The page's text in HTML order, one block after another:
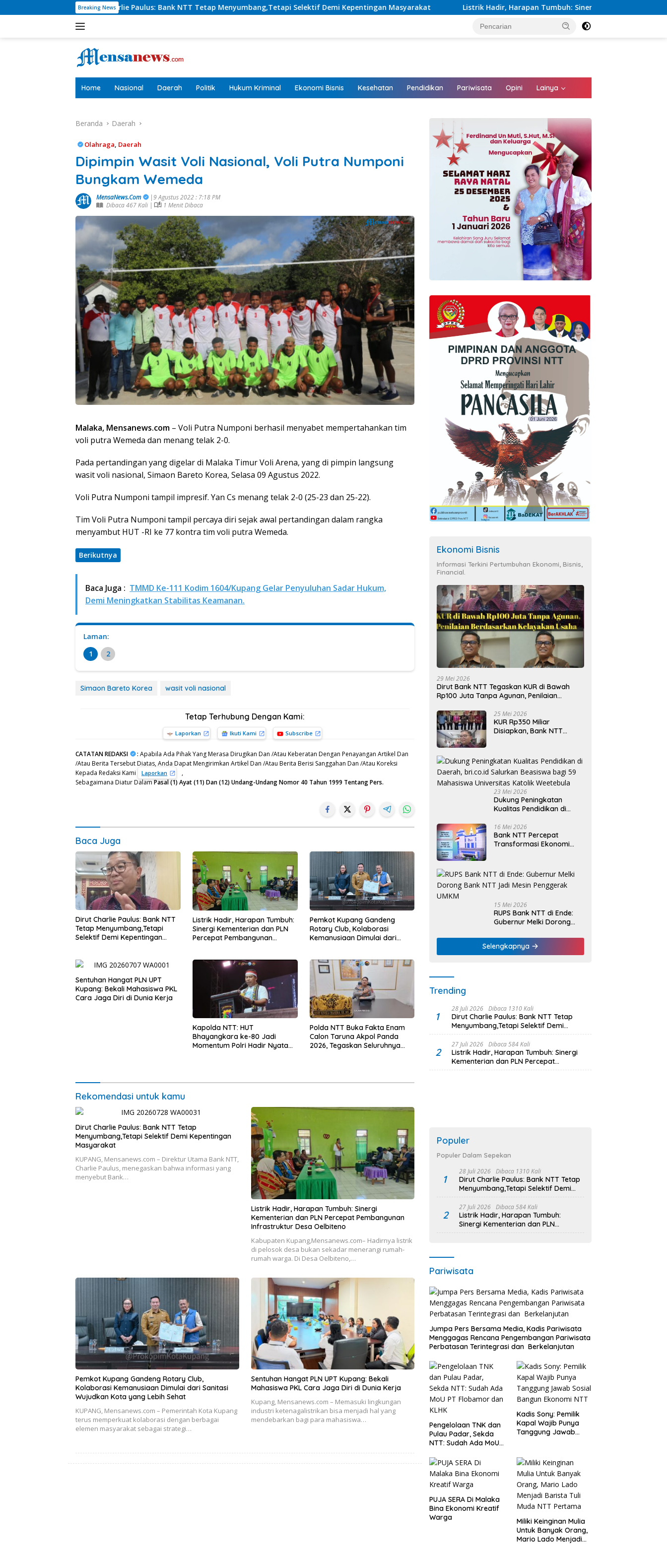
ke
Breaking News
Dirut Charlie Paulus: Bank NTT Tetap Menyumbang,Tetapi Selektif Demi Kepentingan Masyarakat Listrik Hadir, Harapan Tumbuh: Sinergi Kementerian dan PLN Percepat
Home Nasional Daerah Politik Hukum Kriminal Ekonomi Bisnis Kesehatan Pendidikan Pariwisata Opini Lainya
Beranda Daerah
Olahraga, Daerah
Dipimpin Wasit Voli Nasional, Voli Putra Numponi
Bungkam Wemeda
MensaNews.Com
|9 Agustus 2022 : 7:18 PM
Dibaca 467 Kali |
1 Menit Dibaca
Malaka, Mensanews.com – Voli Putra Numponi berhasil menyabet mempertahankan tim
voli putra Wemeda dan menang telak 2-0.
Pada pertandingan yang digelar di Malaka Timur Voli Arena, yang di pimpin langsung
wasit voli nasional, Simaon Bareto Korea, Selasa 09 Agustus 2022.
Voli Putra Numponi tampil impresif. Yan Cs menang telak 2-0 (25-23 dan 25-22).
Tim Voli Putra Numponi tampil percaya diri sejak awal pertandingan dalam rangka
menyambut HUT -RI ke 77 kontra tim voli putra Wemeda.
Berikutnya
Baca Juga : TMMD Ke-111 Kodim 1604/Kupang Gelar Penyuluhan Sadar Hukum,
Demi Meningkatkan Stabilitas Keamanan.
Laman:
1
2
Simaon Bareto Korea wasit voli nasional
Tetap Terhubung Dengan Kami:
Laporkan Ikuti Kami Subscribe
CATATAN REDAKSI : Apabila Ada Pihak Yang Merasa Dirugikan Dan /Atau Keberatan Dengan Penayangan Artikel Dan
/Atau Berita Tersebut Diatas, Anda Dapat Mengirimkan Artikel Dan /Atau Berita Berisi Sanggahan Dan /Atau Koreksi
Kepada Redaksi Kami
Laporkan
,
Sebagaimana Diatur DalamPasal (1) Ayat (11) Dan (12) Undang-Undang Nomor 40 Tahun 1999 Tentang Pers.
Baca Juga
Dirut Charlie Paulus: Bank NTT
Tetap Menyumbang,Tetapi
Selektif Demi Kepentingan
Listrik Hadir, Harapan Tumbuh:
Sinergi Kementerian dan PLN
Percepat Pembangunan
Pemkot Kupang Gandeng
Rotary Club, Kolaborasi
Kemanusiaan Dimulai dari
Sentuhan Hangat PLN UPT
Kupang: Bekali Mahasiswa PKL
Cara Jaga Diri di Dunia Kerja
Kapolda NTT: HUT
Bhayangkara ke-80 Jadi
Momentum Polri Hadir Nyata
Polda NTT Buka Fakta Enam
Calon Taruna Akpol Panda
2026, Tegaskan Seluruhnya
Rekomendasi untuk kamu
Dirut Charlie Paulus: Bank NTT Tetap
Menyumbang,Tetapi Selektif Demi Kepentingan
Masyarakat
KUPANG, Mensanews.com – Direktur Utama Bank NTT,
Charlie Paulus, menegaskan bahwa informasi yang
menyebut Bank…
Listrik Hadir, Harapan Tumbuh: Sinergi
Kementerian dan PLN Percepat Pembangunan
Infrastruktur Desa Oelbiteno
Kabupaten Kupang,Mensanews.com– Hadirnya listrik
di pelosok desa bukan sekadar menerangi rumah-
rumah warga. Di Desa Oelbiteno,…
Pemkot Kupang Gandeng Rotary Club,
Kolaborasi Kemanusiaan Dimulai dari Sanitasi
Wujudkan Kota yang Lebih Sehat
KUPANG, Mensanews.com – Pemerintah Kota Kupang
terus memperkuat kolaborasi dengan berbagai
elemen masyarakat sebagai strategi…
Sentuhan Hangat PLN UPT Kupang: Bekali
Mahasiswa PKL Cara Jaga Diri di Dunia Kerja
Kupang, Mensanews.com – Memasuki lingkungan
industri ketenagalistrikan bisa menjadi hal yang
mendebarkan bagi para mahasiswa…
Ekonomi Bisnis
Informasi Terkini Pertumbuhan Ekonomi, Bisnis,
Financial.
29 Mei 2026
Dirut Bank NTT Tegaskan KUR di Bawah
Rp100 Juta Tanpa Agunan, Penilaian
25 Mei 2026
KUR Rp350 Miliar
Disiapkan, Bank NTT
23 Mei 2026
Dukung Peningkatan
Kualitas Pendidikan di
Beasiswa bagi 59
Mahasiswa Universitas
Katolik Weetebula
16 Mei 2026
Bank NTT Percepat
Transformasi Ekonomi
Baru
15 Mei 2026
RUPS Bank NTT di Ende:
Gubernur Melki Dorong
Penggerak UMKM
Selengkapnya
Trending
1
28 Juli 2026 Dibaca 1310 Kali
Dirut Charlie Paulus: Bank NTT Tetap
Menyumbang,Tetapi Selektif Demi
Kepentingan Masyarakat
2
27 Juli 2026 Dibaca 584 Kali
Listrik Hadir, Harapan Tumbuh: Sinergi
Kementerian dan PLN Percepat
Pembangunan Infrastruktur Desa
Populer
Populer Dalam Sepekan
1
28 Juli 2026 Dibaca 1310 Kali
Dirut Charlie Paulus: Bank NTT Tetap
Menyumbang,Tetapi Selektif Demi
Kepentingan Masyarakat
2
27 Juli 2026 Dibaca 584 Kali
Listrik Hadir, Harapan Tumbuh:
Sinergi Kementerian dan PLN
Percepat Pembangunan Infrastruktur
Pariwisata
Jumpa Pers Bersama Media, Kadis Pariwisata
Menggagas Rencana Pengembangan Pariwisata
Perbatasan Terintegrasi dan Berkelanjutan
Pengelolaan TNK dan
Pulau Padar, Sekda
NTT: Sudah Ada MoU
KLHK
Kadis Sony: Pemilik
Kapal Wajib Punya
Tanggung Jawab
PUJA SERA Di Malaka
Bina Ekonomi Kreatif
Warga
Miliki Keinginan Mulia
Untuk Banyak Orang,
Mario Lado Menjadi